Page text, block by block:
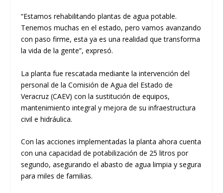
“Estamos rehabilitando plantas de agua potable.
Tenemos muchas en el estado, pero vamos avanzando
con paso firme, esta ya es una realidad que transforma
la vida de la gente”, expresó.
La planta fue rescatada mediante la intervención del
personal de la Comisión de Agua del Estado de
Veracruz (CAEV) con la sustitución de equipos,
mantenimiento integral y mejora de su infraestructura
civil e hidráulica.
Con las acciones implementadas la planta ahora cuenta
con una capacidad de potabilización de 25 litros por
segundo, asegurando el abasto de agua limpia y segura
para miles de familias.